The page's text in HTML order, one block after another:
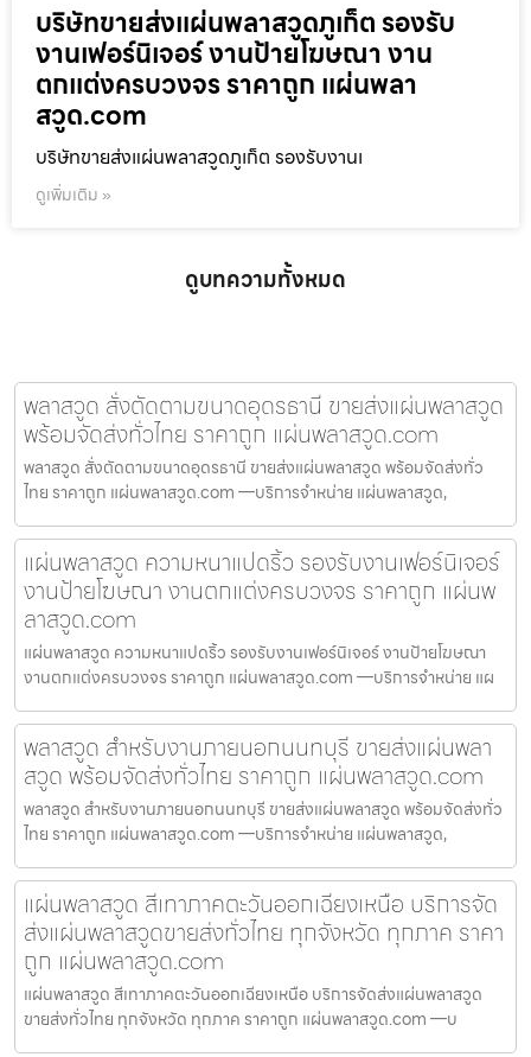
บริษัทขายส่งแผ่นพลาสวูดภูเก็ต รองรับ
งานเฟอร์นิเจอร์ งานป้ายโฆษณา งาน
ตกแต่งครบวงจร ราคาถูก แผ่นพลา
สวูด.com
บริษัทขายส่งแผ่นพลาสวูดภูเก็ต รองรับงานเ
ดูเพิ่มเติม »
ดูบทความทั้งหมด
พลาสวูด สั่งตัดตามขนาดอุดรธานี ขายส่งแผ่นพลาสวูด
พร้อมจัดส่งทั่วไทย ราคาถูก แผ่นพลาสวูด.com
พลาสวูด สั่งตัดตามขนาดอุดรธานี ขายส่งแผ่นพลาสวูด พร้อมจัดส่งทั่ว
ไทย ราคาถูก แผ่นพลาสวูด.com —บริการจำหน่าย แผ่นพลาสวูด,
แผ่นพลาสวูด ความหนาแปดริ้ว รองรับงานเฟอร์นิเจอร์
งานป้ายโฆษณา งานตกแต่งครบวงจร ราคาถูก แผ่นพ
ลาสวูด.com
แผ่นพลาสวูด ความหนาแปดริ้ว รองรับงานเฟอร์นิเจอร์ งานป้ายโฆษณา
งานตกแต่งครบวงจร ราคาถูก แผ่นพลาสวูด.com —บริการจำหน่าย แผ
พลาสวูด สำหรับงานภายนอกนนทบุรี ขายส่งแผ่นพลา
สวูด พร้อมจัดส่งทั่วไทย ราคาถูก แผ่นพลาสวูด.com
พลาสวูด สำหรับงานภายนอกนนทบุรี ขายส่งแผ่นพลาสวูด พร้อมจัดส่งทั่ว
ไทย ราคาถูก แผ่นพลาสวูด.com —บริการจำหน่าย แผ่นพลาสวูด,
แผ่นพลาสวูด สีเทาภาคตะวันออกเฉียงเหนือ บริการจัด
ส่งแผ่นพลาสวูดขายส่งทั่วไทย ทุกจังหวัด ทุกภาค ราคา
ถูก แผ่นพลาสวูด.com
แผ่นพลาสวูด สีเทาภาคตะวันออกเฉียงเหนือ บริการจัดส่งแผ่นพลาสวูด
ขายส่งทั่วไทย ทุกจังหวัด ทุกภาค ราคาถูก แผ่นพลาสวูด.com —บ